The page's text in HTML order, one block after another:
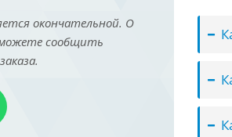
окончательной. О
сообщить